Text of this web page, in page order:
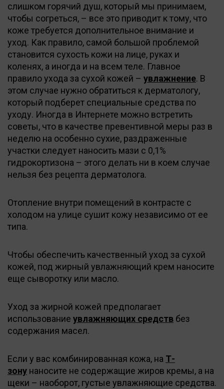
слишком горячий душ, который мы принимаем,
чтобы согреться, – все это приводит к тому, что
коже требуется дополнительное внимание и
уход. Как правило, самой большой проблемой
становится сухость кожи на лице, руках и
коленях, а иногда и на всем теле. Главное
правило ухода за сухой кожей – увлажнение. В
этом случае нужно обратиться к дерматологу,
который подберет специальные средства по
уходу. Иногда в Интернете можно встретить
советы, что в качестве превентивной меры раз в
неделю на особенно сухие, раздраженные
участки следует наносить мази с 0,1%
гидрокортизона – этого делать ни в коем случае
нельзя без рецепта дерматолога.
Отопление внутри помещений в контрасте с
холодом на улице сушит кожу независимо от ее
типа.
Чтобы обеспечить качественный уход за сухой
кожей, под жирный увлажняющий крем наносите
еще сыворотку или масло.
Уход за жирной кожей предполагает
использование увлажняющих средств без
содержания масел.
Если у вас комбинированная кожа, на Т-
зону наносите не содержащие жиров кремы, а на
щеки – наоборот, густые увлажняющие средства.